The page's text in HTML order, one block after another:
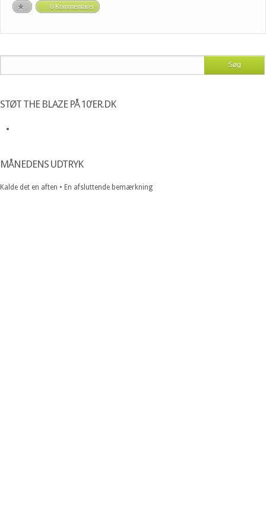
0 Kommentarer
STØT THE BLAZE PÅ 10’ER.DK
MÅNEDENS UDTRYK
Kalde det en aften • En afsluttende bemærkning